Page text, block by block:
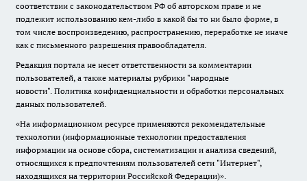
соответствии с законодательством РФ об авторском праве и не
подлежит использованию кем-либо в какой бы то ни было форме, в
том числе воспроизведению, распространению, переработке не иначе
как с письменного разрешения правообладателя.
Редакция портала не несет ответственности за комментарии
пользователей, а также материалы рубрики "народные
новости". Политика конфиденциальности и обработки персональных
данных пользователей.
«На информационном ресурсе применяются рекомендательные
технологии (информационные технологии предоставления
информации на основе сбора, систематизации и анализа сведений,
относящихся к предпочтениям пользователей сети "Интернет",
находящихся на территории Российской Федерации)».